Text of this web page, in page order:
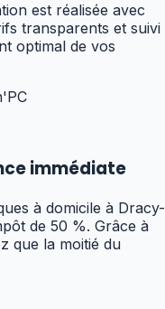
est réalisée avec
transparents et suivi
optimal de vos
immédiate
à domicile à Dracy-
de 50 %. Grâce à
que la moitié du